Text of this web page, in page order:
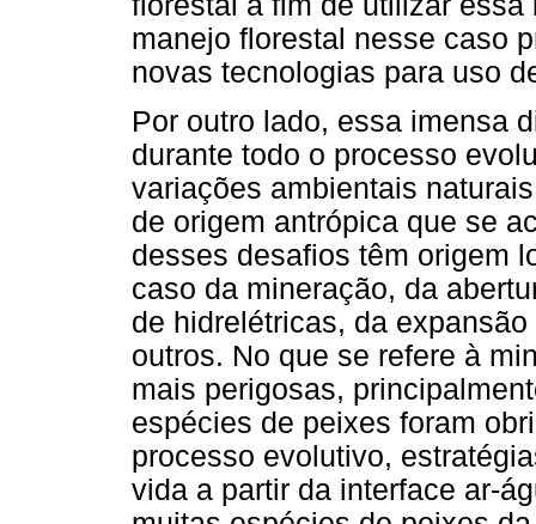
manejo florestal nesse caso
novas tecnologias para uso
Por outro lado, essa imensa
durante todo o processo
variações ambientais
de origem antrópica que se
desses desafios têm origem
caso da mineração, da
de hidrelétricas, da
outros. No que se refere à
mais perigosas,
espécies de peixes foram
processo evolutivo,
vida a partir da interface ar-